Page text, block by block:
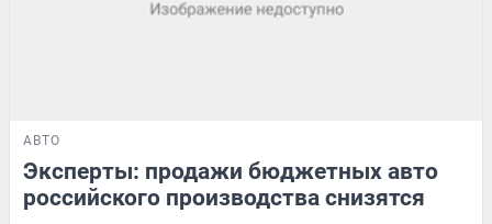
АВТО
Эксперты: продажи бюджетных авто
российского производства снизятся